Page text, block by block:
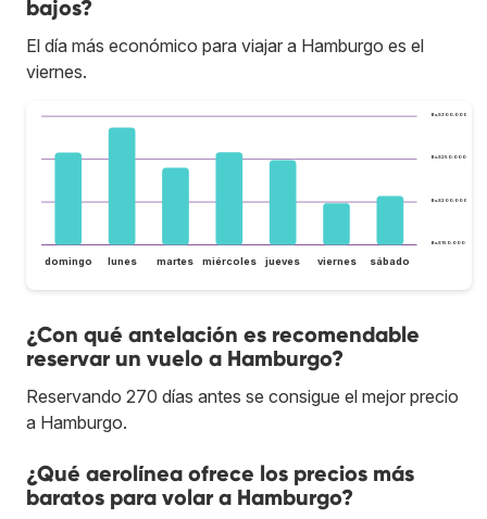
bajos?
El día más económico para viajar a Hamburgo es el
viernes.
Bs.S150.000
Bs.S200.000
Bs.S250.000
Bs.S300.000
domingo lunes martes miércoles jueves viernes sábado
¿Con qué antelación es recomendable
reservar un vuelo a Hamburgo?
Reservando 270 días antes se consigue el mejor precio
a Hamburgo.
¿Qué aerolínea ofrece los precios más
baratos para volar a Hamburgo?